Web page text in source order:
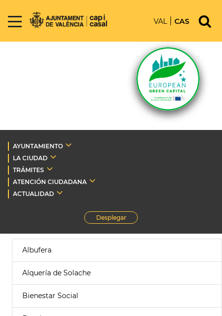
VAL CAS
AYUNTAMIENTO
LA CIUDAD
TRÁMITES
ATENCIÓN CIUDADANA
ACTUALIDAD
Desplegar
Albufera
Alquería de Solache
Bienestar Social